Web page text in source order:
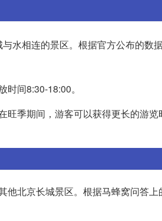
水相连的景区。根据官方公布的数
间8:30-18:00。
季期间，游客可以获得更长的游
北京长城景区。根据马蜂窝问答